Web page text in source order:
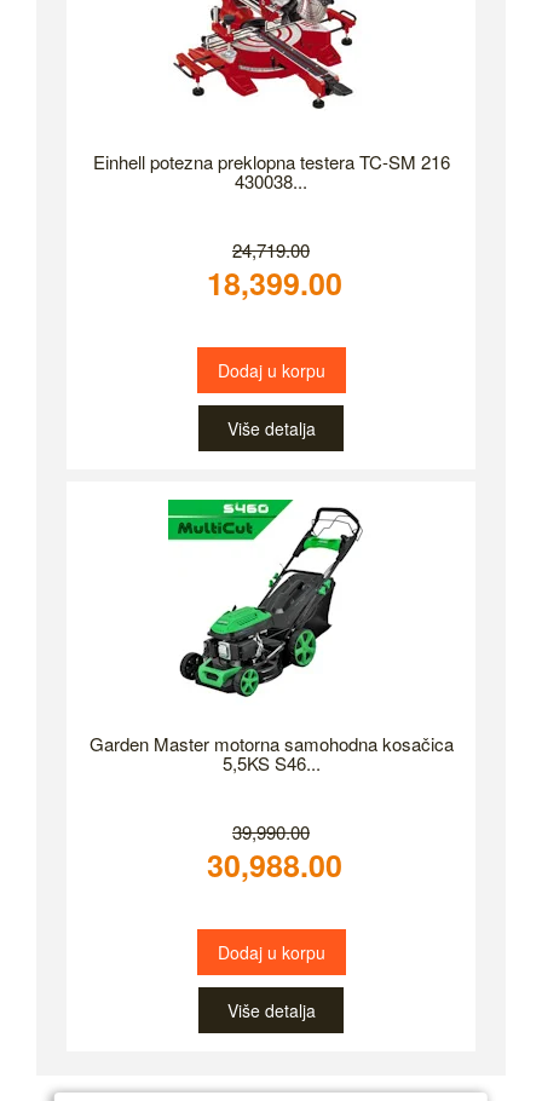
Einhell potezna preklopna testera TC-SM 216
430038...
24,719.00
18,399.00
Dodaj u korpu
Više detalja
Garden Master motorna samohodna kosačica
5,5KS S46...
39,990.00
30,988.00
Dodaj u korpu
Više detalja